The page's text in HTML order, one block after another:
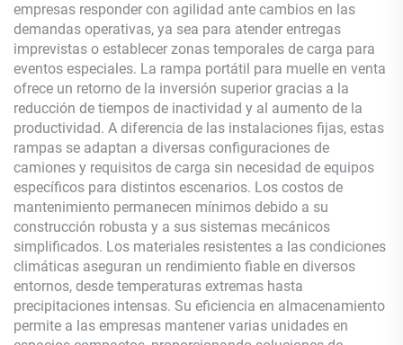
empresas responder con agilidad ante cambios en las
demandas operativas, ya sea para atender entregas
imprevistas o establecer zonas temporales de carga para
eventos especiales. La rampa portátil para muelle en venta
ofrece un retorno de la inversión superior gracias a la
reducción de tiempos de inactividad y al aumento de la
productividad. A diferencia de las instalaciones fijas, estas
rampas se adaptan a diversas configuraciones de
camiones y requisitos de carga sin necesidad de equipos
específicos para distintos escenarios. Los costos de
mantenimiento permanecen mínimos debido a su
construcción robusta y a sus sistemas mecánicos
simplificados. Los materiales resistentes a las condiciones
climáticas aseguran un rendimiento fiable en diversos
entornos, desde temperaturas extremas hasta
precipitaciones intensas. Su eficiencia en almacenamiento
permite a las empresas mantener varias unidades en